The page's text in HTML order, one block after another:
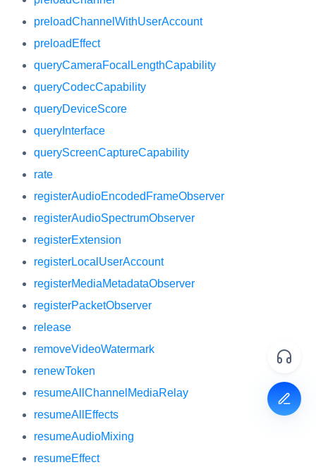
preloadChannelWithUserAccount
preloadEffect
queryCameraFocalLengthCapability
queryCodecCapability
queryDeviceScore
queryInterface
queryScreenCaptureCapability
rate
registerAudioEncodedFrameObserver
registerAudioSpectrumObserver
registerExtension
registerLocalUserAccount
registerMediaMetadataObserver
registerPacketObserver
release
removeVideoWatermark
renewToken
resumeAllChannelMediaRelay
resumeAllEffects
resumeAudioMixing
resumeEffect